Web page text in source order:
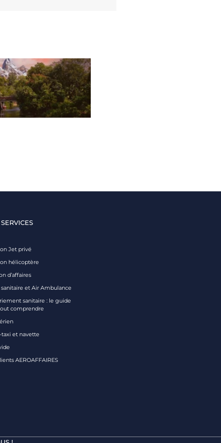
Jet privé
hélicoptère
d’affaires
et Air Ambulance
sanitaire : le guide
comprendre
taxi et navette
AEROAFFAIRES